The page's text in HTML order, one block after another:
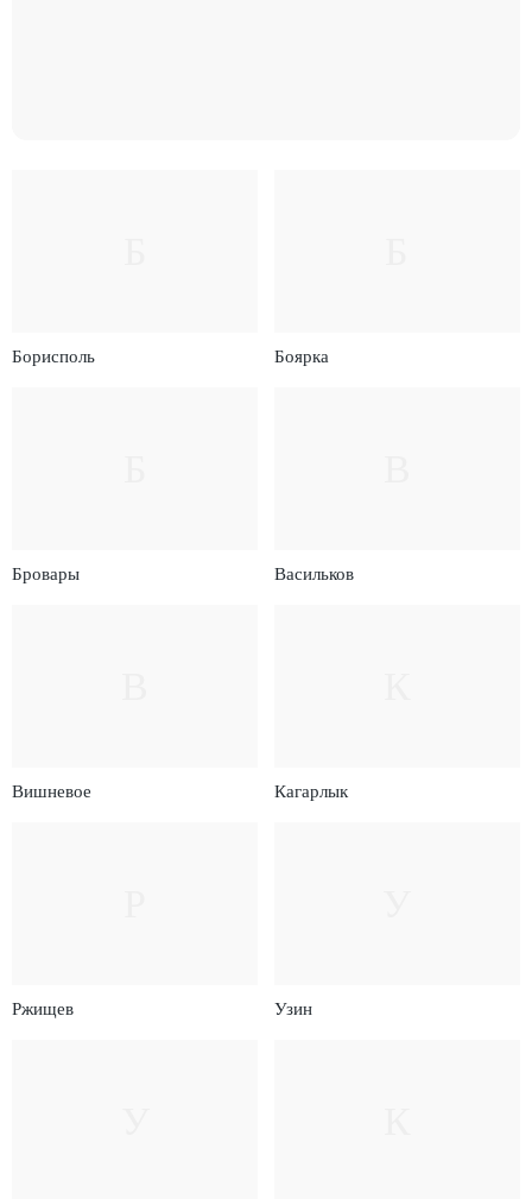
Борисполь Боярка
Бровары Васильков
Вишневое Кагарлык
Ржищев Узин